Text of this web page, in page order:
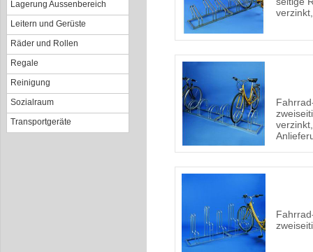
Lagerung Aussenbereich
Leitern und Gerüste
Räder und Rollen
Regale
Reinigung
Sozialraum
Transportgeräte